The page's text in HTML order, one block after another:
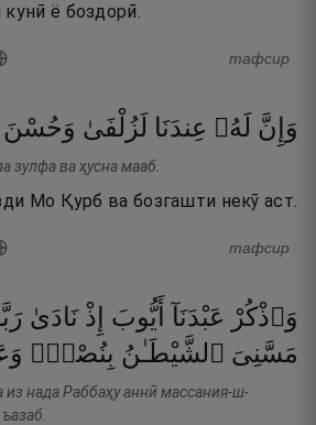
ё боздорӣ.
тафсир
وَإِنَّ لَهُۥ عِندَنَا لَزُلْفَىٰ وَحُسْنَ
зулфа ва ҳусна мааб.
Мо Қурб ва бозгашти некӯ аст.
тафсир
وَٱذْكُرْ عَبْدَنَآ أَيُّوبَ إِذْ نَادَىٰ
مَسَّنِىَ ٱلشَّيْطَـٰنُ بِنُصْبٍۢ
из нада Раббаҳу аннӣ массания-ш-